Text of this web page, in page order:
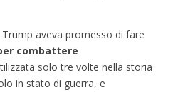
aveva promesso di fare
combattere
solo tre volte nella storia
in stato di guerra, e